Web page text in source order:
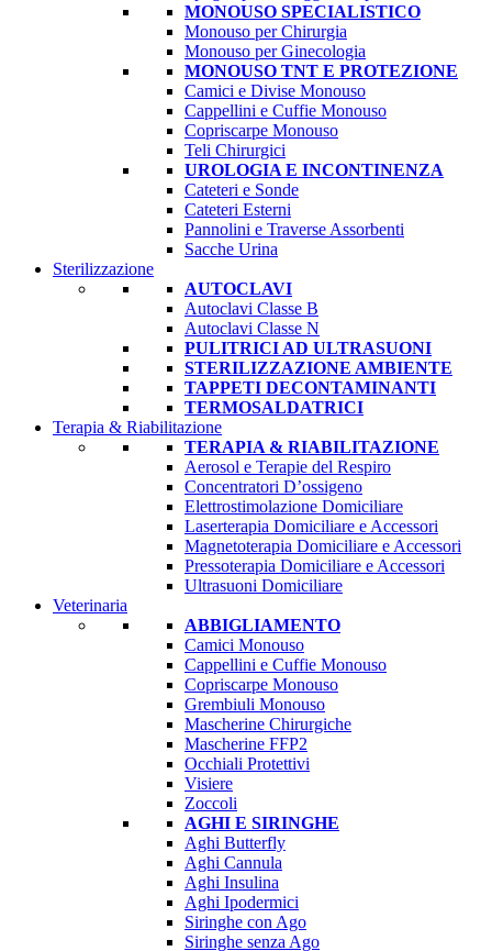
MONOUSO SPECIALISTICO
Monouso per Chirurgia
Monouso per Ginecologia
MONOUSO TNT E PROTEZIONE
Camici e Divise Monouso
Cappellini e Cuffie Monouso
Copriscarpe Monouso
Teli Chirurgici
UROLOGIA E INCONTINENZA
Cateteri e Sonde
Cateteri Esterni
Pannolini e Traverse Assorbenti
Sacche Urina
Sterilizzazione
AUTOCLAVI
Autoclavi Classe B
Autoclavi Classe N
PULITRICI AD ULTRASUONI
STERILIZZAZIONE AMBIENTE
TAPPETI DECONTAMINANTI
TERMOSALDATRICI
Terapia & Riabilitazione
TERAPIA & RIABILITAZIONE
Aerosol e Terapie del Respiro
Concentratori D’ossigeno
Elettrostimolazione Domiciliare
Laserterapia Domiciliare e Accessori
Magnetoterapia Domiciliare e Accessori
Pressoterapia Domiciliare e Accessori
Ultrasuoni Domiciliare
Veterinaria
ABBIGLIAMENTO
Camici Monouso
Cappellini e Cuffie Monouso
Copriscarpe Monouso
Grembiuli Monouso
Mascherine Chirurgiche
Mascherine FFP2
Occhiali Protettivi
Visiere
Zoccoli
AGHI E SIRINGHE
Aghi Butterfly
Aghi Cannula
Aghi Insulina
Aghi Ipodermici
Siringhe con Ago
Siringhe senza Ago